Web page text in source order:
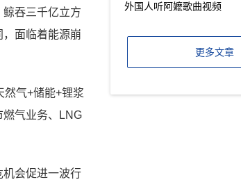
吞三千亿立方
面临着能源崩
然气+储能+锂浆
气业务、LNG
会促进一波行
外国人听阿嬷歌曲视频
更多文章